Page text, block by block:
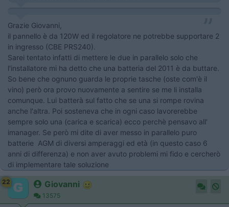
Grazie Giovanni,
il pannello è da 120W ed il regolatore ne potrebbe supportare 2
in ingresso (CBE PRS240).
Sarei tentato infatti di mettere le due in parallelo solo che
l'installatore mi ha detto che una batteria del 2011 è da buttare.
So bene che ognuno guarda le proprie tasche (oste com'è il
vino) però ora provo nuovamente a sentire se me li installa
comunque. Lui batterà sul fatto che se una si rompe rovina
anche l'altra. Poi sosteneva che in ogni caso lavorerebbe
sempre solo una (carica e scarica) ecco perchè pensavo all'
imanager. Se però mi dite di aver messo in parallelo puro
batterie AGM di diversi amperaggi ed età (in questo caso 6
anni di differenza) e non aver avuto problemi mi fido e cercherò
di implementare tale soluzione
22 Giovanni
13575